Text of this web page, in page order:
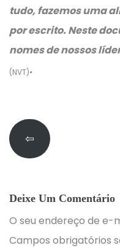
tudo, fazemos uma
por escrito. Neste
nomes de nossos
(NVT).
⇦
Deixe Um Comentário
O seu endereço de e-
Campos obrigatórios